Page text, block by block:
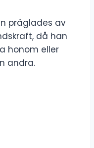
präglades av
då han
honom eller
andra.